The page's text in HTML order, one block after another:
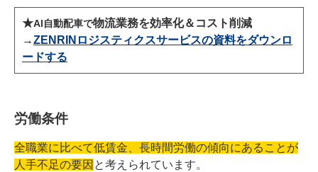
★AI自動配車で物流業務を効率化＆コスト削減
→ZENRINロジスティクスサービスの資料をダウンロ
ードする
労働条件
全職業に比べて低賃金、長時間労働の傾向にあることが
人手不足の要因 と考えられています。